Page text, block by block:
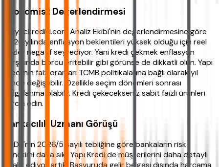
Ekonomist Değerlendirmesi
ihtiyackredisi.com Analiz Ekibi'nin değerlendirmesine göre
2026 yılında enflasyon beklentileri yüksek olduğu için reel
faizler negatif seyrediyor. Yani kredi çekmek enflasyon
karşısında borcu eritebilir gibi görünse de dikkatli olun. Yapı
Kredi'nin faiz oranları TCMB politikalarına bağlı olarak yıl
içinde değişebilir. Özellikle seçim dönemleri sonrası
dalgalanma olabilir. Kredi çekecekseniz sabit faizli ürünleri
tercih edin.
Bankacılık Uzmanı Görüşü
BDDK'nın 2026/5 sayılı tebliğine göre bankaların risk
yönetimi daha sıkı. Yapı Kredi de müşterilerini daha detaylı
analiz ediyor artık. Başvuruda gelir belgesi dışında harcama